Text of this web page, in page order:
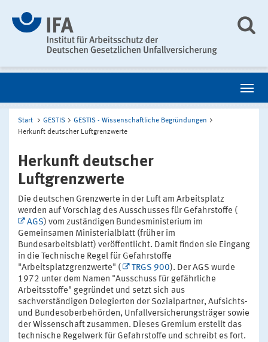
Start GESTIS
GESTIS - Wissenschaftliche Begründungen
Herkunft deutscher Luftgrenzwerte
Herkunft deutscher
Luftgrenzwerte
Die deutschen Grenzwerte in der Luft am Arbeitsplatz
werden auf Vorschlag des Ausschusses für Gefahrstoffe (
AGS) vom zuständigen Bundesministerium im
Gemeinsamen Ministerialblatt (früher im
Bundesarbeitsblatt) veröffentlicht. Damit finden sie Eingang
in die Technische Regel für Gefahrstoffe
"Arbeitsplatzgrenzwerte" (
TRGS 900). Der AGS wurde
1972 unter dem Namen "Ausschuss für gefährliche
Arbeitsstoffe" gegründet und setzt sich aus
sachverständigen Delegierten der Sozialpartner, Aufsichts-
und Bundesoberbehörden, Unfallversicherungsträger sowie
der Wissenschaft zusammen. Dieses Gremium erstellt das
technische Regelwerk für Gefahrstoffe und schreibt es fort.